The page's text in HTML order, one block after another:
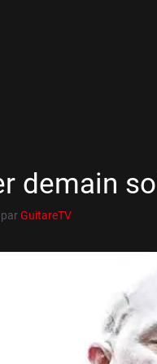
demain
parGuitareTV